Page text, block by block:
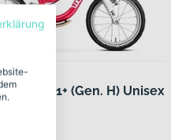
GO 1+ (Gen. H) Unisex